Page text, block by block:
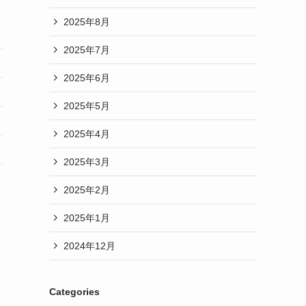
2025年8月
2025年7月
2025年6月
2025年5月
2025年4月
2025年3月
2025年2月
2025年1月
2024年12月
Categories